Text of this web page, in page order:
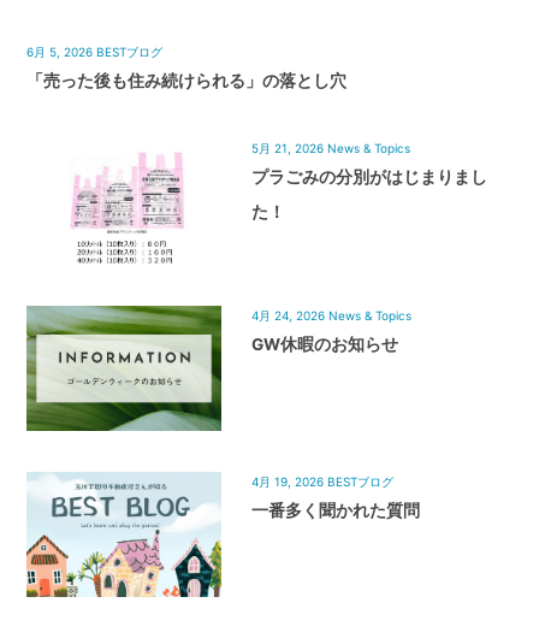
6月 5, 2026 BESTブログ
「売った後も住み続けられる」の落とし穴
5月 21, 2026 News & Topics
プラごみの分別がはじまりまし
た！
4月 24, 2026 News & Topics
GW休暇のお知らせ
4月 19, 2026 BESTブログ
一番多く聞かれた質問